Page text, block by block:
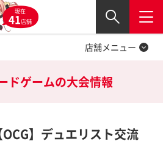
現在
41店舗 閉じる
店舗メニュー
ドゲームの大会情報
OCG】デュエリスト交流